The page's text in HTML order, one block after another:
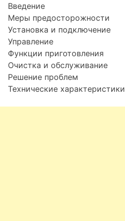
Введение
Меры предосторожности
Установка и подключение
Управление
Функции приготовления
Очистка и обслуживание
Решение проблем
Технические характеристики